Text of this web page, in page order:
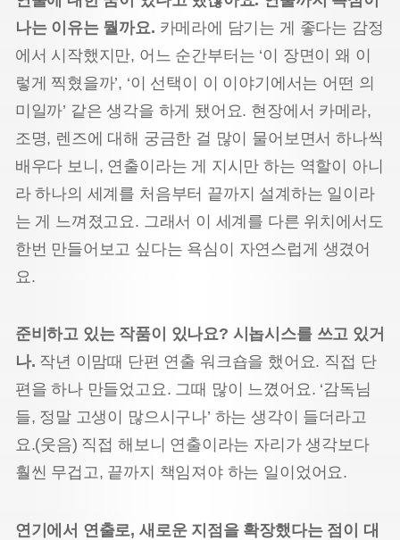
나는 이유는 뭘까요. 카메라에 담기는 게 좋다는 감정
에서 시작했지만, 어느 순간부터는 ‘이 장면이 왜 이
렇게 찍혔을까’, ‘이 선택이 이 이야기에서는 어떤 의
미일까’ 같은 생각을 하게 됐어요. 현장에서 카메라,
조명, 렌즈에 대해 궁금한 걸 많이 물어보면서 하나씩
배우다 보니, 연출이라는 게 지시만 하는 역할이 아니
라 하나의 세계를 처음부터 끝까지 설계하는 일이라
는 게 느껴졌고요. 그래서 이 세계를 다른 위치에서도
한번 만들어보고 싶다는 욕심이 자연스럽게 생겼어
요.
준비하고 있는 작품이 있나요? 시놉시스를 쓰고 있거
나. 작년 이맘때 단편 연출 워크숍을 했어요. 직접 단
편을 하나 만들었고요. 그때 많이 느꼈어요. ‘감독님
들, 정말 고생이 많으시구나’ 하는 생각이 들더라고
요.(웃음) 직접 해보니 연출이라는 자리가 생각보다
훨씬 무겁고, 끝까지 책임져야 하는 일이었어요.
연기에서 연출로, 새로운 지점을 확장했다는 점이 대